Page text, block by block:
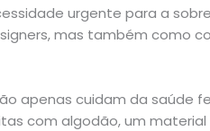
urgente para a
mas também como
apenas cuidam da saúde
com algodão, um